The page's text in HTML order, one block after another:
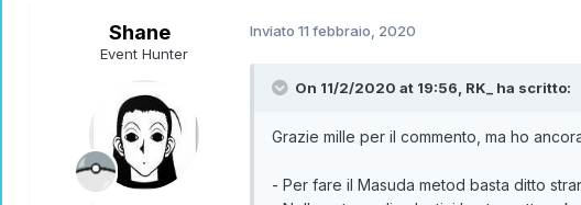
Shane
Event Hunter
Inviato 11 febbraio, 2020
On 11/2/2020 at 19:56, RK_ ha scritto:
Grazie mille per il commento, ma ho
- Per fare il Masuda metod basta ditto